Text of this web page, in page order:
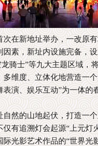
次在新地址举办，一改原
因素，新址内设施完备，
骑士”等九大主题区域，
多维度、立体化地营造一
表演、娱乐互动”为一体的
然的山地起伏，打造一
有追溯灯会起源“上元灯
光影艺术作品的“世界光